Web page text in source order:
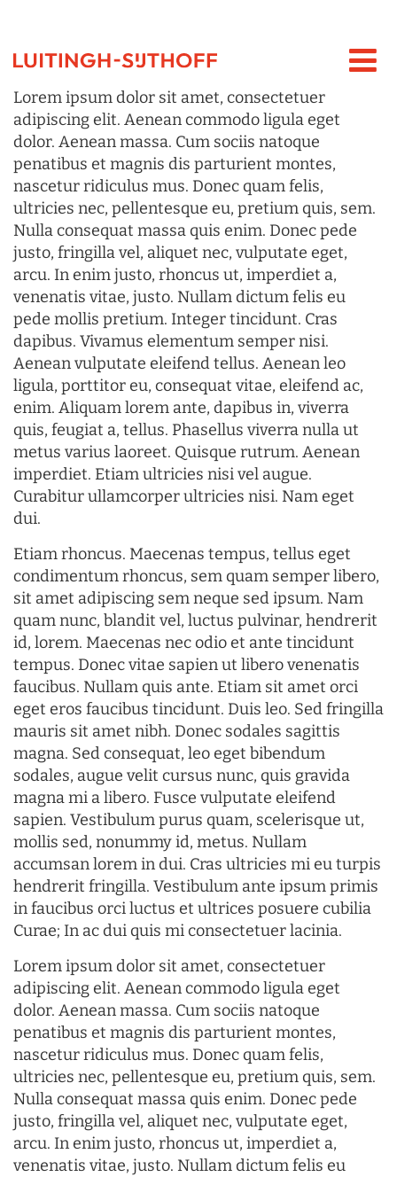
Lorem ipsum dolor sit amet, consectetuer
adipiscing elit. Aenean commodo ligula eget
dolor. Aenean massa. Cum sociis natoque
penatibus et magnis dis parturient montes,
nascetur ridiculus mus. Donec quam felis,
ultricies nec, pellentesque eu, pretium quis, sem.
Nulla consequat massa quis enim. Donec pede
justo, fringilla vel, aliquet nec, vulputate eget,
arcu. In enim justo, rhoncus ut, imperdiet a,
venenatis vitae, justo. Nullam dictum felis eu
pede mollis pretium. Integer tincidunt. Cras
dapibus. Vivamus elementum semper nisi.
Aenean vulputate eleifend tellus. Aenean leo
ligula, porttitor eu, consequat vitae, eleifend ac,
enim. Aliquam lorem ante, dapibus in, viverra
quis, feugiat a, tellus. Phasellus viverra nulla ut
metus varius laoreet. Quisque rutrum. Aenean
imperdiet. Etiam ultricies nisi vel augue.
Curabitur ullamcorper ultricies nisi. Nam eget
dui.
Etiam rhoncus. Maecenas tempus, tellus eget
condimentum rhoncus, sem quam semper libero,
sit amet adipiscing sem neque sed ipsum. Nam
quam nunc, blandit vel, luctus pulvinar, hendrerit
id, lorem. Maecenas nec odio et ante tincidunt
tempus. Donec vitae sapien ut libero venenatis
faucibus. Nullam quis ante. Etiam sit amet orci
eget eros faucibus tincidunt. Duis leo. Sed fringilla
mauris sit amet nibh. Donec sodales sagittis
magna. Sed consequat, leo eget bibendum
sodales, augue velit cursus nunc, quis gravida
magna mi a libero. Fusce vulputate eleifend
sapien. Vestibulum purus quam, scelerisque ut,
mollis sed, nonummy id, metus. Nullam
accumsan lorem in dui. Cras ultricies mi eu turpis
hendrerit fringilla. Vestibulum ante ipsum primis
in faucibus orci luctus et ultrices posuere cubilia
Curae; In ac dui quis mi consectetuer lacinia.
Lorem ipsum dolor sit amet, consectetuer
adipiscing elit. Aenean commodo ligula eget
dolor. Aenean massa. Cum sociis natoque
penatibus et magnis dis parturient montes,
nascetur ridiculus mus. Donec quam felis,
ultricies nec, pellentesque eu, pretium quis, sem.
Nulla consequat massa quis enim. Donec pede
justo, fringilla vel, aliquet nec, vulputate eget,
arcu. In enim justo, rhoncus ut, imperdiet a,
venenatis vitae, justo. Nullam dictum felis eu